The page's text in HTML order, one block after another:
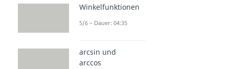
Winkelfunktionen
5/6 – Dauer: 04:35
arcsin und
arccos